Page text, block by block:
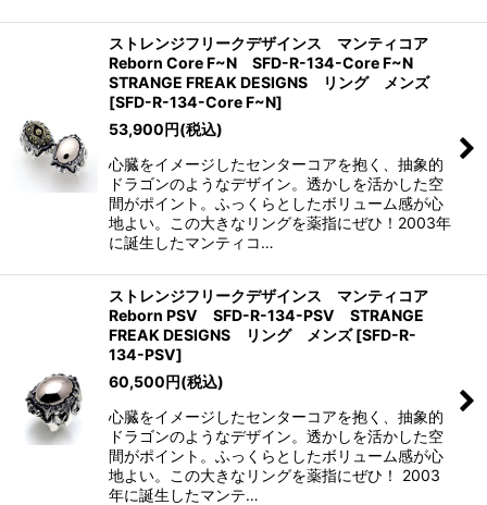
ストレンジフリークデザインス マンティコア
Reborn Core F~N SFD-R-134-Core F~N
STRANGE FREAK DESIGNS リング メンズ
[SFD-R-134-Core F~N]
53,900円(税込)
心臓をイメージしたセンターコアを抱く、抽象的
ドラゴンのようなデザイン。透かしを活かした空
間がポイント。ふっくらとしたボリューム感が心
地よい。この大きなリングを薬指にぜひ！2003年
に誕生したマンティコ…
ストレンジフリークデザインス マンティコア
Reborn PSV SFD-R-134-PSV STRANGE
FREAK DESIGNS リング メンズ [SFD-R-
134-PSV]
60,500円(税込)
心臓をイメージしたセンターコアを抱く、抽象的
ドラゴンのようなデザイン。透かしを活かした空
間がポイント。ふっくらとしたボリューム感が心
地よい。この大きなリングを薬指にぜひ！ 2003
年に誕生したマンテ…